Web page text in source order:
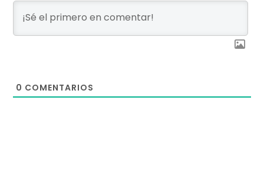
0 COMENTARIOS